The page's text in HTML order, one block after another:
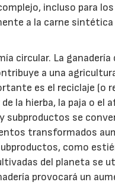
incluso para
a la carne
circular. La
a una
es el reciclaje (o
la hierba, la paja o el
subproductos se
transformados
como
del planeta se
provocará un